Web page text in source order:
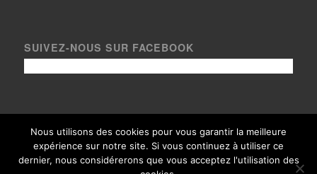
SUIVEZ-NOUS SUR FACEBOOK
© Copyright Le Gest 2020, tous droits réservés - Crédits photos
- Thème adapté avec
Nous utilisons des cookies pour vous garantir la meilleure
expérience sur notre site. Si vous continuez à utiliser ce
dernier, nous considérerons que vous acceptez l'utilisation des